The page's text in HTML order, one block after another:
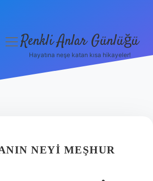
menüyüRenkli Anlar Günlüğü
Hayatına neşe katan kısa hikayeler!
NEYI MEŞHUR